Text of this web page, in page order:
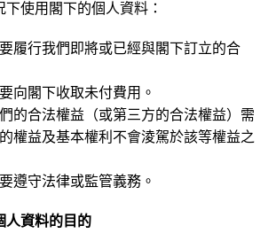
使用閣下的個人資料：
履行我們即將或已經與閣下訂立的合
向閣下收取未付費用。
的合法權益（或第三方的合法權益）需
權益及基本權利不會淩駕於該等權益之
遵守法律或監管義務。
人資料的目的